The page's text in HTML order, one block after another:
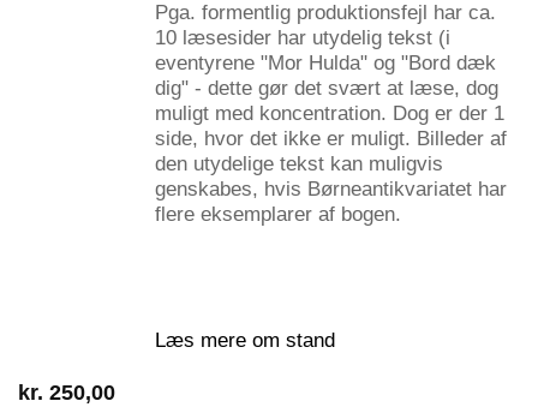
Pga. formentlig produktionsfejl har ca.
10 læsesider har utydelig tekst (i
eventyrene "Mor Hulda" og "Bord dæk
dig" - dette gør det svært at læse, dog
muligt med koncentration. Dog er der 1
side, hvor det ikke er muligt. Billeder af
den utydelige tekst kan muligvis
genskabes, hvis Børneantikvariatet har
flere eksemplarer af bogen.
Læs mere om stand
kr. 250,00